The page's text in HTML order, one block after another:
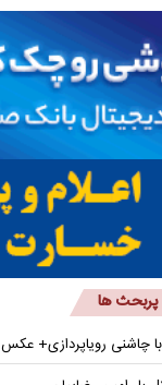
پربحث ها
چاشنی رویاپردازی+ عکس